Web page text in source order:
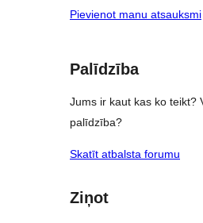
star
Pievienot manu atsauksmi
Palīdzība
Jums ir kaut kas ko teikt?
palīdzība?
Skatīt atbalsta forumu
Ziņot